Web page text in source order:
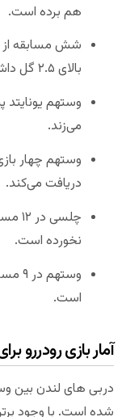
هم برده است.
شش مسابقه از
بالای ۲.۵ گل داشته است.
می‌زند.
دریافت می‌کند.
نخورده است.
است.
آمار بازی
دربی های لندن بین
شده است. با وجود